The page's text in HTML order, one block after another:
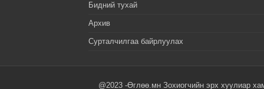
Бидний тухай
Архив
Сурталчилгаа байрлуулах
@2023 -Өглөө.мн Зохиогчийн эрх хуулиар